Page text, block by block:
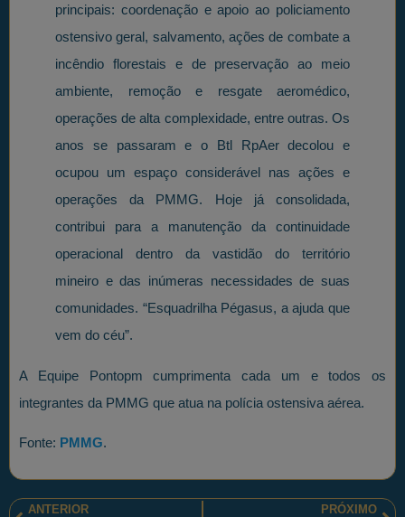
principais: coordenação e apoio ao policiamento
ostensivo geral, salvamento, ações de combate a
incêndio florestais e de preservação ao meio
ambiente, remoção e resgate aeromédico,
operações de alta complexidade, entre outras. Os
anos se passaram e o Btl RpAer decolou e
ocupou um espaço considerável nas ações e
operações da PMMG. Hoje já consolidada,
contribui para a manutenção da continuidade
operacional dentro da vastidão do território
mineiro e das inúmeras necessidades de suas
comunidades. “Esquadrilha Pégasus, a ajuda que
vem do céu”.
A Equipe Pontopm cumprimenta cada um e todos os
integrantes da PMMG que atua na polícia ostensiva aérea.
Fonte: PMMG.
ANTERIOR
PRÓXIMO